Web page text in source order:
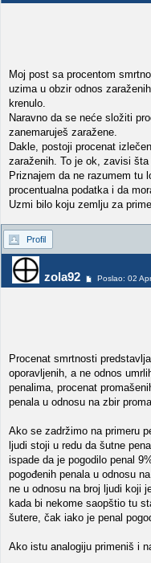
Moj post sa procentom
uzima u obzir odnos
krenulo.
Naravno da se neće složiti
zanemaruješ zaražene.
Dakle, postoji procenat
zaraženih. To je ok, zavisi
Priznajem da ne razumem tu
procentualna podatka i da
Uzmi bilo koju zemlju za
Profil
zola92 Poslao: 02
Procenat smrtnosti
oporavljenih, a ne odnos
penalima, procenat
penala u odnosu na zbir
Ako se zadržimo na primeru
ljudi stoji u redu da šutne
ispade da je pogodilo penal
pogođenih penala u odnosu
ne u odnosu na broj ljudi koji
kada bi nekome saopštio tu
šutere, čak iako je penal
Ako istu analogiju primeniš i